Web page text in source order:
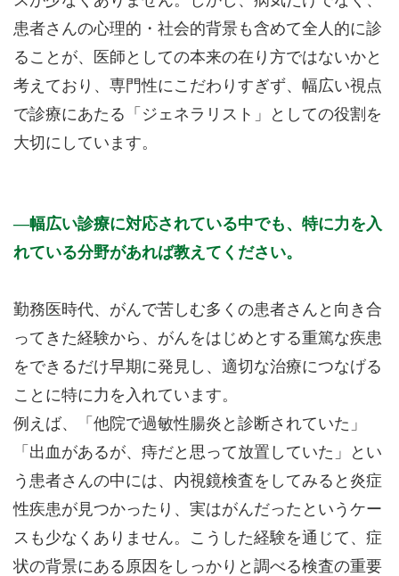
患者さんの心理的・社会的背景も含めて全人的に診
ることが、医師としての本来の在り方ではないかと
考えており、専門性にこだわりすぎず、幅広い視点
で診療にあたる「ジェネラリスト」としての役割を
大切にしています。
幅広い診療に対応されている中でも、特に力を入
れている分野があれば教えてください。
勤務医時代、がんで苦しむ多くの患者さんと向き合
ってきた経験から、がんをはじめとする重篤な疾患
をできるだけ早期に発見し、適切な治療につなげる
ことに特に力を入れています。
例えば、「他院で過敏性腸炎と診断されていた」
「出血があるが、痔だと思って放置していた」とい
う患者さんの中には、内視鏡検査をしてみると炎症
性疾患が見つかったり、実はがんだったというケー
スも少なくありません。こうした経験を通じて、症
状の背景にある原因をしっかりと調べる検査の重要